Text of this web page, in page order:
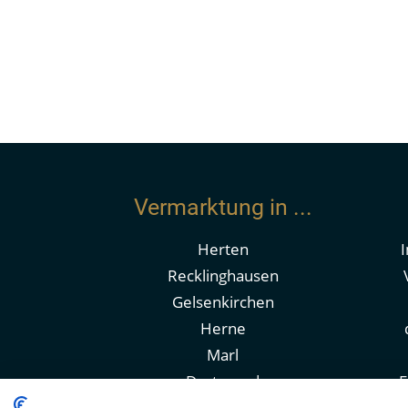
lediglich zur ausführlichen Darstellung der
Vermarktung in ...
Herten
Recklinghausen
Gelsenkirchen
Herne
Marl
Dortmund